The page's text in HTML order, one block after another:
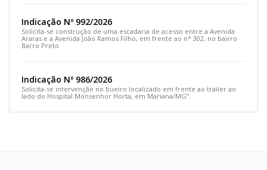
Indicação Nº 992/2026
Solicita-se construção de uma escadaria de acesso entre a Avenida
Araras e a Avenida João Ramos Filho, em frente ao n° 302, no bairro
Barro Preto
Indicação Nº 986/2026
Solicita-se intervenção no bueiro localizado em frente ao trailer ao
lado do Hospital Monsenhor Horta, em Mariana/MG”.